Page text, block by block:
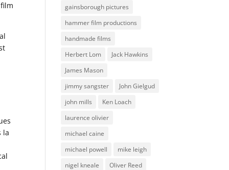
la
gainsborough pictures
hammer film productions
handmade films
Herbert Lom
Jack Hawkins
James Mason
jimmy sangster
John Gielgud
john mills
Ken Loach
laurence olivier
michael caine
michael powell
mike leigh
nigel kneale
Oliver Reed